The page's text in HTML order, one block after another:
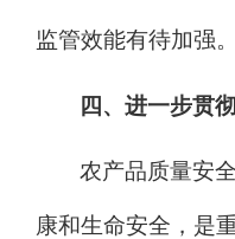
监管效能有待加强。
四、进一步贯
农产品质量安
康和生命安全，是